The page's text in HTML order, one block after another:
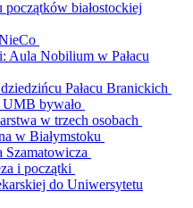
białostockiej
Aula Nobilium w Pałacu
Pałacu Branickich
UMB bywało
w trzech osobach
w Białymstoku
Szamatowicza
i początki
do Uniwersytetu